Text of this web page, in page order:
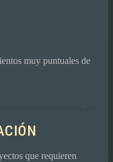
muy puntuales de
que requieren